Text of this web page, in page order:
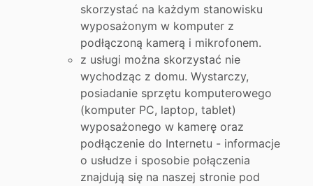
skorzystać na każdym stanowisku
wyposażonym w komputer z
podłączoną kamerą i mikrofonem.
z usługi można skorzystać nie
wychodząc z domu. Wystarczy,
posiadanie sprzętu komputerowego
(komputer PC, laptop, tablet)
wyposażonego w kamerę oraz
podłączenie do Internetu - informacje
o usłudze i sposobie połączenia
znajdują się na naszej stronie pod